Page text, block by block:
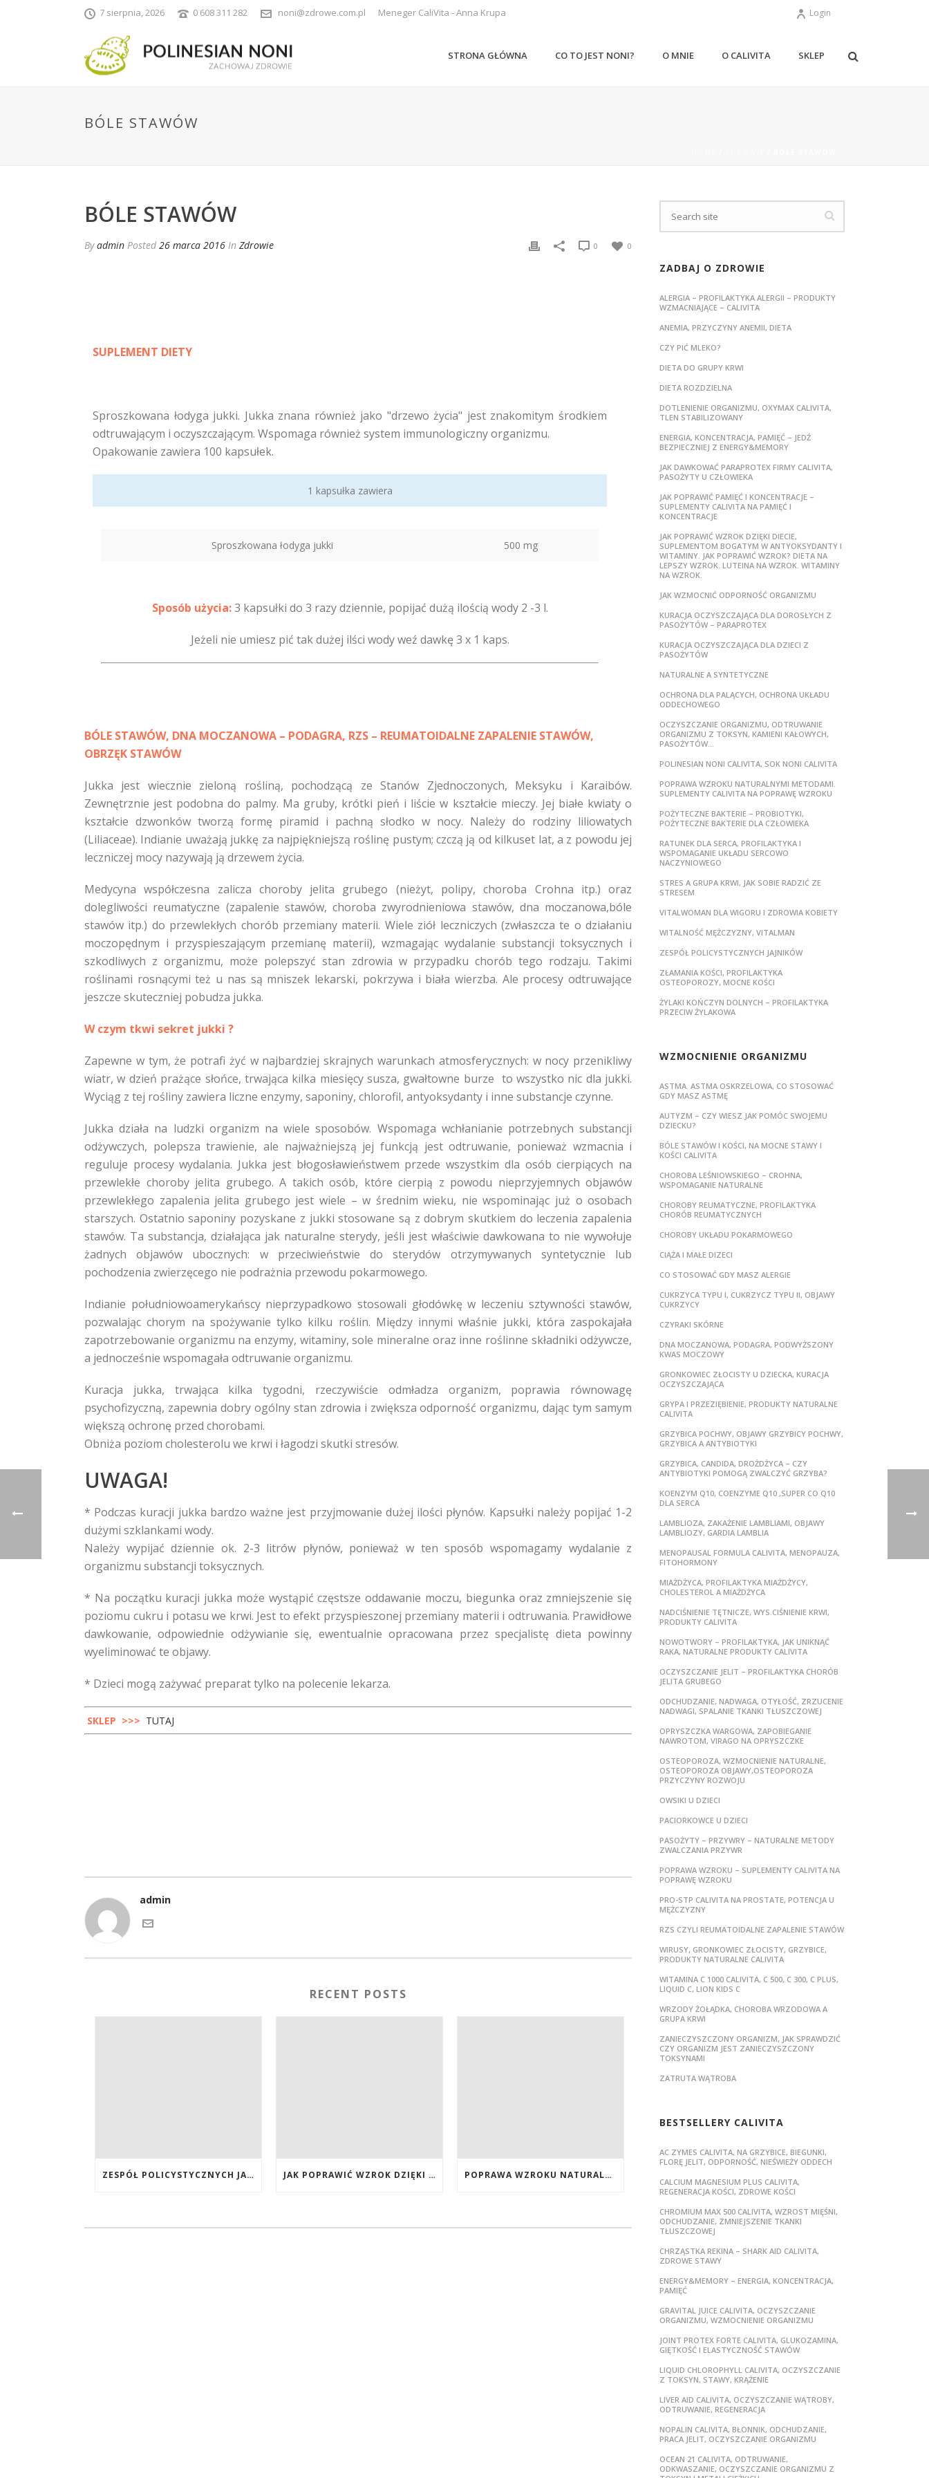
7 sierpnia, 2026 0 608 311 282 noni@zdrowe.com.pl Meneger CaliVita - Anna Krupa Login
STRONA GŁÓWNA CO TO JEST NONI? O MNIE O CALIVITA SKLEP
BÓLE STAWÓW
BÓLE STAWÓW
Byadmin Posted 26 marca 2016 In Zdrowie 0
0
SUPLEMENT DIETY
Sproszkowana łodyga jukki. Jukka znana również jako "drzewo życia" jest znakomitym środkiem
odtruwającym i oczyszczającym. Wspomaga również system immunologiczny organizmu.
Opakowanie zawiera 100 kapsułek.
1 kapsułka zawiera
Sproszkowana łodyga jukki 500 mg
Sposób użycia:3 kapsułki do 3 razy dziennie, popijać dużą ilością wody 2 -3 l.
Jeżeli nie umiesz pić tak dużej ilści wody weź dawkę 3 x 1 kaps.
BÓLE STAWÓW, DNA MOCZANOWA – PODAGRA, RZS – REUMATOIDALNE ZAPALENIE STAWÓW,
OBRZĘK STAWÓW
Jukka jest wiecznie zieloną rośliną, pochodzącą ze Stanów Zjednoczonych, Meksyku i Karaibów.
Zewnętrznie jest podobna do palmy. Ma gruby, krótki pień i liście w kształcie mieczy. Jej białe kwiaty o
kształcie dzwonków tworzą formę piramid i pachną słodko w nocy. Należy do rodziny liliowatych
(Liliaceae). Indianie uważają jukkę za najpiękniejszą roślinę pustym; czczą ją od kilkuset lat, a z powodu jej
leczniczej mocy nazywają ją drzewem życia.
Medycyna współczesna zalicza choroby jelita grubego (nieżyt, polipy, choroba Crohna itp.) oraz
dolegliwości reumatyczne (zapalenie stawów, choroba zwyrodnieniowa stawów, dna moczanowa,bóle
stawów itp.) do przewlekłych chorób przemiany materii. Wiele ziół leczniczych (zwłaszcza te o działaniu
moczopędnym i przyspieszającym przemianę materii), wzmagając wydalanie substancji toksycznych i
szkodliwych z organizmu, może polepszyć stan zdrowia w przypadku chorób tego rodzaju. Takimi
roślinami rosnącymi też u nas są mniszek lekarski, pokrzywa i biała wierzba. Ale procesy odtruwające
jeszcze skuteczniej pobudza jukka.
W czym tkwi sekret jukki ?
Zapewne w tym, że potrafi żyć w najbardziej skrajnych warunkach atmosferycznych: w nocy przenikliwy
wiatr, w dzień prażące słońce, trwająca kilka miesięcy susza, gwałtowne burze to wszystko nic dla jukki.
Wyciąg z tej rośliny zawiera liczne enzymy, saponiny, chlorofil, antyoksydanty i inne substancje czynne.
Jukka działa na ludzki organizm na wiele sposobów. Wspomaga wchłanianie potrzebnych substancji
odżywczych, polepsza trawienie, ale najważniejszą jej funkcją jest odtruwanie, ponieważ wzmacnia i
reguluje procesy wydalania. Jukka jest błogosławieństwem przede wszystkim dla osób cierpiących na
przewlekłe choroby jelita grubego. A takich osób, które cierpią z powodu nieprzyjemnych objawów
przewlekłego zapalenia jelita grubego jest wiele – w średnim wieku, nie wspominając już o osobach
starszych. Ostatnio saponiny pozyskane z jukki stosowane są z dobrym skutkiem do leczenia zapalenia
stawów. Ta substancja, działająca jak naturalne sterydy, jeśli jest właściwie dawkowana to nie wywołuje
żadnych objawów ubocznych: w przeciwieństwie do sterydów otrzymywanych syntetycznie lub
pochodzenia zwierzęcego nie podrażnia przewodu pokarmowego.
Indianie południowoamerykańscy nieprzypadkowo stosowali głodówkę w leczeniu sztywności stawów,
pozwalając chorym na spożywanie tylko kilku roślin. Między innymi właśnie jukki, która zaspokajała
zapotrzebowanie organizmu na enzymy, witaminy, sole mineralne oraz inne roślinne składniki odżywcze,
a jednocześnie wspomagała odtruwanie organizmu.
Kuracja jukka, trwająca kilka tygodni, rzeczywiście odmładza organizm, poprawia równowagę
psychofizyczną, zapewnia dobry ogólny stan zdrowia i zwiększa odporność organizmu, dając tym samym
większą ochronę przed chorobami.
Obniża poziom cholesterolu we krwi i łagodzi skutki stresów.
UWAGA!
* Podczas kuracji jukka bardzo ważne jest przyjmowanie dużej ilości płynów. Kapsułki należy popijać 1-2
dużymi szklankami wody.
Należy wypijać dziennie ok. 2-3 litrów płynów, ponieważ w ten sposób wspomagamy wydalanie z
organizmu substancji toksycznych.
* Na początku kuracji jukka może wystąpić częstsze oddawanie moczu, biegunka oraz zmniejszenie się
poziomu cukru i potasu we krwi. Jest to efekt przyspieszonej przemiany materii i odtruwania. Prawidłowe
dawkowanie, odpowiednie odżywianie się, ewentualnie opracowana przez specjalistę dieta powinny
wyeliminować te objawy.
* Dzieci mogą zażywać preparat tylko na polecenie lekarza.
SKLEP >>> TUTAJ
admin
RECENT POSTS
ZESPÓŁ POLICYSTYCZNYCH JAJNIKÓW JAK POPRAWIĆ WZROK DZIĘKI DIECIE, SUPLEMENTOM BOGATYM W ANTYOKSYDANTY I WITAMINY. JAK POPRAWIĆ WZROK? DIETA NA LEPSZY WZROK. LUTEINA NA WZROK. WITAMINY NA WZROK. POPRAWA WZROKU NATURALNYMI METODAMI. SUPLEMENTY CALIVITA NA POPRAWĘ WZROKU
ZADBAJ O ZDROWIE
ALERGIA – PROFILAKTYKA ALERGII – PRODUKTY
WZMACNIAJĄCE – CALIVITA
ANEMIA, PRZYCZYNY ANEMII, DIETA
CZY PIĆ MLEKO?
DIETA DO GRUPY KRWI
DIETA ROZDZIELNA
DOTLENIENIE ORGANIZMU, OXYMAX CALIVITA,
TLEN STABILIZOWANY
ENERGIA, KONCENTRACJA, PAMIĘĆ – JEDŹ
BEZPIECZNIEJ Z ENERGY&MEMORY
JAK DAWKOWAĆ PARAPROTEX FIRMY CALIVITA,
PASOŻYTY U CZŁOWIEKA
JAK POPRAWIĆ PAMIĘĆ I KONCENTRACJE –
SUPLEMENTY CALIVITA NA PAMIĘĆ I
KONCENTRACJE
JAK POPRAWIĆ WZROK DZIĘKI DIECIE,
SUPLEMENTOM BOGATYM W ANTYOKSYDANTY I
WITAMINY. JAK POPRAWIĆ WZROK? DIETA NA
LEPSZY WZROK. LUTEINA NA WZROK. WITAMINY
NA WZROK.
JAK WZMOCNIĆ ODPORNOŚĆ ORGANIZMU
KURACJA OCZYSZCZAJĄCA DLA DOROSŁYCH Z
PASOŻYTÓW – PARAPROTEX
KURACJA OCZYSZCZAJĄCA DLA DZIECI Z
PASOŻYTÓW
NATURALNE A SYNTETYCZNE
OCHRONA DLA PALĄCYCH, OCHRONA UKŁADU
ODDECHOWEGO
OCZYSZCZANIE ORGANIZMU, ODTRUWANIE
ORGANIZMU Z TOKSYN, KAMIENI KAŁOWYCH,
PASOŻYTÓW…
POLINESIAN NONI CALIVITA, SOK NONI CALIVITA
POPRAWA WZROKU NATURALNYMI METODAMI.
SUPLEMENTY CALIVITA NA POPRAWĘ WZROKU
POŻYTECZNE BAKTERIE – PROBIOTYKI,
POŻYTECZNE BAKTERIE DLA CZŁOWIEKA
RATUNEK DLA SERCA, PROFILAKTYKA I
WSPOMAGANIE UKŁADU SERCOWO
NACZYNIOWEGO
STRES A GRUPA KRWI, JAK SOBIE RADZIĆ ZE
STRESEM
VITALWOMAN DLA WIGORU I ZDROWIA KOBIETY
WITALNOŚĆ MĘŻCZYZNY, VITALMAN
ZESPÓŁ POLICYSTYCZNYCH JAJNIKÓW
ZŁAMANIA KOŚCI, PROFILAKTYKA
OSTEOPOROZY, MOCNE KOŚCI
ŻYLAKI KOŃCZYN DOLNYCH – PROFILAKTYKA
PRZECIW ŻYLAKOWA
WZMOCNIENIE ORGANIZMU
ASTMA. ASTMA OSKRZELOWA, CO STOSOWAĆ
GDY MASZ ASTMĘ
AUTYZM – CZY WIESZ JAK POMÓC SWOJEMU
DZIECKU?
BÓLE STAWÓW I KOŚCI, NA MOCNE STAWY I
KOŚCI CALIVITA
CHOROBA LEŚNIOWSKIEGO – CROHNA,
WSPOMAGANIE NATURALNE
CHOROBY REUMATYCZNE, PROFILAKTYKA
CHORÓB REUMATYCZNYCH
CHOROBY UKŁADU POKARMOWEGO
CIĄŻA I MAŁE DIZECI
CO STOSOWAĆ GDY MASZ ALERGIE
CUKRZYCA TYPU I, CUKRZYCZ TYPU II, OBJAWY
CUKRZYCY
CZYRAKI SKÓRNE
DNA MOCZANOWA, PODAGRA, PODWYŻSZONY
KWAS MOCZOWY
GRONKOWIEC ZŁOCISTY U DZIECKA, KURACJA
OCZYSZCZAJĄCA
GRYPA I PRZEZIĘBIENIE, PRODUKTY NATURALNE
CALIVITA
GRZYBICA POCHWY, OBJAWY GRZYBICY POCHWY,
GRZYBICA A ANTYBIOTYKI
GRZYBICA, CANDIDA, DROŻDŻYCA – CZY
ANTYBIOTYKI POMOGĄ ZWALCZYĆ GRZYBA?
KOENZYM Q10, COENZYME Q10 ,SUPER CO Q10
DLA SERCA
LAMBLIOZA, ZAKAŻENIE LAMBLIAMI, OBJAWY
LAMBLIOZY, GARDIA LAMBLIA
MENOPAUSAL FORMULA CALIVITA, MENOPAUZA,
FITOHORMONY
MIAŻDŻYCA, PROFILAKTYKA MIAŻDŻYCY,
CHOLESTEROL A MIAŻDŻYCA
NADCIŚNIENIE TĘTNICZE, WYS.CIŚNIENIE KRWI,
PRODUKTY CALIVITA
NOWOTWORY – PROFILAKTYKA, JAK UNIKNĄĆ
RAKA, NATURALNE PRODUKTY CALIVITA
OCZYSZCZANIE JELIT – PROFILAKTYKA CHORÓB
JELITA GRUBEGO
ODCHUDZANIE, NADWAGA, OTYŁOŚĆ, ZRZUCENIE
NADWAGI, SPALANIE TKANKI TŁUSZCZOWEJ
OPRYSZCZKA WARGOWA, ZAPOBIEGANIE
NAWROTOM, VIRAGO NA OPRYSZCZKE
OSTEOPOROZA, WZMOCNIENIE NATURALNE,
OSTEOPOROZA OBJAWY,OSTEOPOROZA
PRZYCZYNY ROZWOJU
OWSIKI U DZIECI
PACIORKOWCE U DZIECI
PASOŻYTY – PRZYWRY – NATURALNE METODY
ZWALCZANIA PRZYWR
POPRAWA WZROKU – SUPLEMENTY CALIVITA NA
POPRAWĘ WZROKU
PRO-STP CALIVITA NA PROSTATE, POTENCJA U
MĘŻCZYZNY
RZS CZYLI REUMATOIDALNE ZAPALENIE STAWÓW
WIRUSY, GRONKOWIEC ZŁOCISTY, GRZYBICE,
PRODUKTY NATURALNE CALIVITA
WITAMINA C 1000 CALIVITA, C 500, C 300, C PLUS,
LIQUID C, LION KIDS C
WRZODY ŻOŁĄDKA, CHOROBA WRZODOWA A
GRUPA KRWI
ZANIECZYSZCZONY ORGANIZM, JAK SPRAWDZIĆ
CZY ORGANIZM JEST ZANIECZYSZCZONY
TOKSYNAMI
ZATRUTA WĄTROBA
BESTSELLERY CALIVITA
AC ZYMES CALIVITA, NA GRZYBICE, BIEGUNKI,
FLORĘ JELIT, ODPORNOŚĆ, NIEŚWIEŻY ODDECH
CALCIUM MAGNESIUM PLUS CALIVITA,
REGENERACJA KOŚCI, ZDROWE KOŚCI
CHROMIUM MAX 500 CALIVITA, WZROST MIĘŚNI,
ODCHUDZANIE, ZMNIEJSZENIE TKANKI
TŁUSZCZOWEJ
CHRZĄSTKA REKINA – SHARK AID CALIVITA,
ZDROWE STAWY
ENERGY&MEMORY – ENERGIA, KONCENTRACJA,
PAMIĘĆ
GRAVITAL JUICE CALIVITA, OCZYSZCZANIE
ORGANIZMU, WZMOCNIENIE ORGANIZMU
JOINT PROTEX FORTE CALIVITA, GLUKOZAMINA,
GIĘTKOŚĆ I ELASTYCZNOŚĆ STAWÓW
LIQUID CHLOROPHYLL CALIVITA, OCZYSZCZANIE
Z TOKSYN, STAWY, KRĄŻENIE
LIVER AID CALIVITA, OCZYSZCZANIE WĄTROBY,
ODTRUWANIE, REGENERACJA
NOPALIN CALIVITA, BŁONNIK, ODCHUDZANIE,
PRACA JELIT, OCZYSZCZANIE ORGANIZMU
OCEAN 21 CALIVITA, ODTRUWANIE,
ODKWASZANIE, OCZYSZCZANIE ORGANIZMU Z